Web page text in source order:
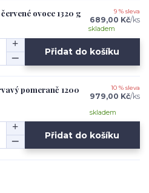
ovoce 1320 g 9 % sleva
689,00 Kč/ks
skladem
Přidat do košíku
pomeranč 1200
10 % sleva
979,00 Kč/ks
skladem
Přidat do košíku